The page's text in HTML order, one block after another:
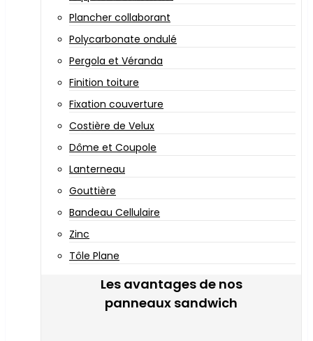
Plancher collaborant
Polycarbonate ondulé
Pergola et Véranda
Finition toiture
Fixation couverture
Costière de Velux
Dôme et Coupole
Lanterneau
Gouttière
Bandeau Cellulaire
Zinc
Tôle Plane
Les avantages de nos
panneaux sandwich